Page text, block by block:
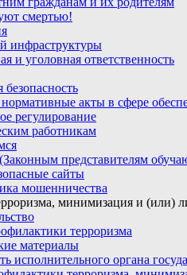
смертью!
инфраструктуры
и уголовная ответственность
акты в сфере
регулирование
работникам
представителям
сайты
мошенничества
минимизация и (или)
терроризма
материалы
исполнительного органа